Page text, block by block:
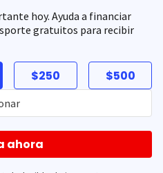
hoy. Ayuda a financiar
gratuitos para recibir
$250 $500
ahora